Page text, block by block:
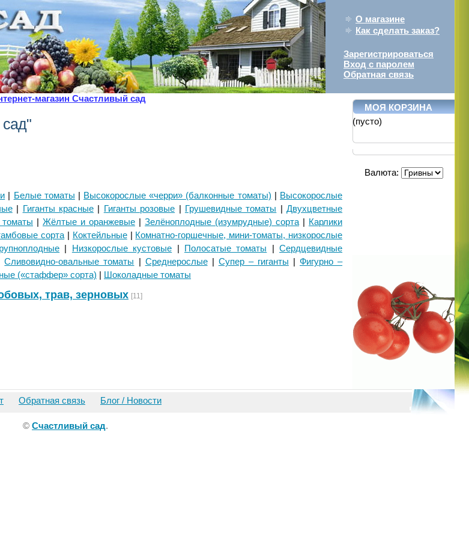
О магазине
Как сделать заказ?
Зарегистрироваться
Вход с паролем
Обратная связь
магазин Счастливый сад
сад"
| Белые томаты | Высокорослые «черри» (балконные томаты) | Высокорослые
| Гиганты красные| Гиганты розовые | Грушевидные томаты |Двухцветные
| Жёлтые и оранжевые | Зелёноплодные (изумрудные) сорта | Карлики
сорта | Коктейльные| Комнатно-горшечные, мини-томаты, низкорослые
| Низкорослые кустовые | Полосатые томаты |Сердцевидные
Сливовидно-овальные томаты | Среднерослые| Супер – гиганты | Фигурно –
(«стаффер» сорта) | Шоколадные томаты
трав, зерновых [11]
МОЯ КОРЗИНА
(пусто)
Валюта:
Обратная связь Блог / Новости
© Счастливый сад.